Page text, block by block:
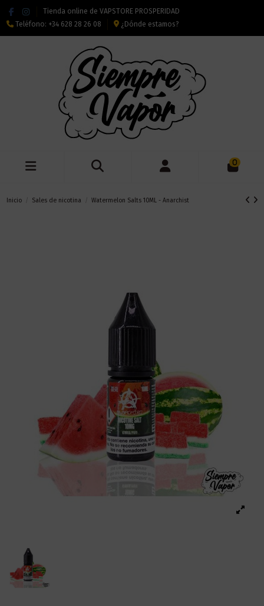
Tienda online de VAPSTORE PROSPERIDAD
Teléfono: +34 628 28 26 08 ¿Dónde estamos?
0
Inicio Sales de nicotina Watermelon Salts 10ML - Anarchist